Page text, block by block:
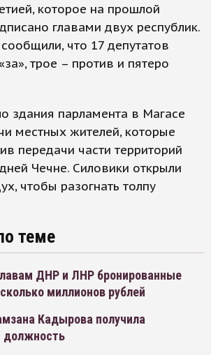
которое на прошлой
главами двух республик.
что 17 депутатов
трое – против и пятеро
здания парламента в Магасе
местных жителей, которые
передачи части территорий
Чечне. Силовики открыли
чтобы разогнать толпу
теме
ДНР и ЛНР бронированные
миллионов рублей
Кадырова получила
должность